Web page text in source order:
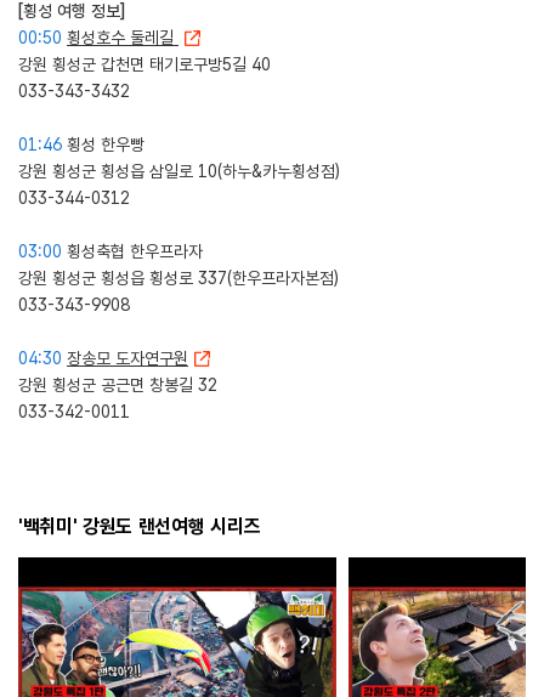
[횡성 여행 정보]
00:50 횡성호수 둘레길
강원 횡성군 갑천면 태기로구방5길 40
033-343-3432
01:46 횡성 한우빵
강원 횡성군 횡성읍 삼일로 10(하누&카누횡성점)
033-344-0312
03:00 횡성축협 한우프라자
강원 횡성군 횡성읍 횡성로 337(한우프라자본점)
033-343-9908
04:30 장송모 도자연구원
강원 횡성군 공근면 창봉길 32
033-342-0011
'백취미' 강원도 랜선여행 시리즈